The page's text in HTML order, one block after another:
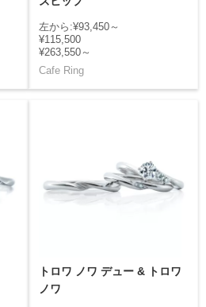
左から:¥93,450～
¥115,500
¥263,550～
Cafe Ring
トロワ ノワ デュー & トロワ
ノワ